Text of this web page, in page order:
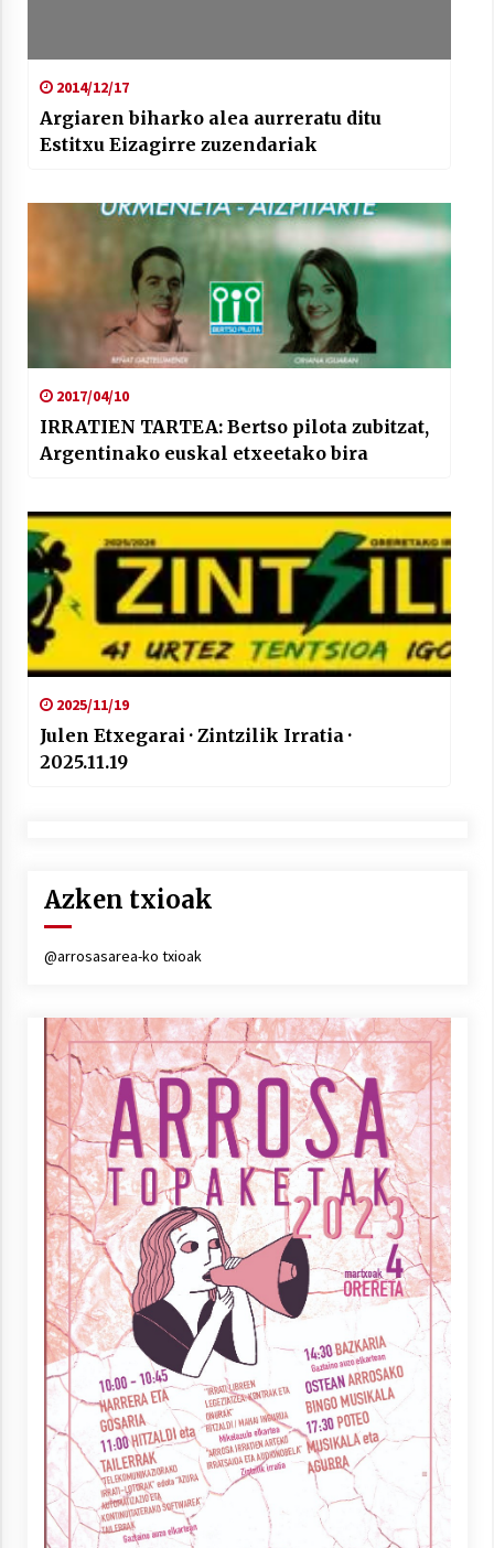
2014/12/17
Argiaren biharko alea aurreratu ditu
Estitxu Eizagirre zuzendariak
2017/04/10
IRRATIEN TARTEA: Bertso pilota zubitzat,
Argentinako euskal etxeetako bira
2025/11/19
Julen Etxegarai · Zintzilik Irratia ·
2025.11.19
Azken txioak
@arrosasarea-ko txioak